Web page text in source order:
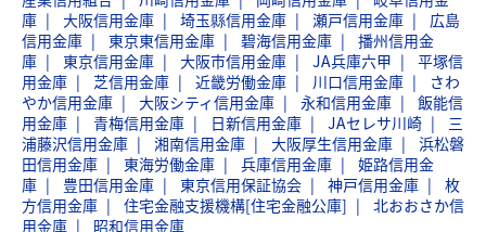
庫
大阪信用金庫 埼玉縣信用金庫 瀬戸信用金庫
広島
信用金庫
東京東信用金庫 碧海信用金庫
播州信用金
庫
東京信用金庫 大阪市信用金庫 JA兵庫六甲
平塚信
用金庫
芝信用金庫 近畿労働金庫 川口信用金庫
さわ
やか信用金庫
大阪シティ信用金庫 永和信用金庫
飯能信
用金庫
青梅信用金庫 日新信用金庫 JAセレサ川崎
三
浦藤沢信用金庫
湘南信用金庫 大阪厚生信用金庫
浜松磐
田信用金庫
東海労働金庫 兵庫信用金庫
姫路信用金
庫
豊田信用金庫 東京信用保証協会 神戸信用金庫
枚
方信用金庫
住宅金融支援機構[住宅金融公庫]
北おおさか信
用金庫
昭和信用金庫